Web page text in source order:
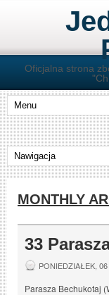
Oficjalna strona
MONTHLY
33
PONIEDZIAŁEK,
Parasza Bechukotaj